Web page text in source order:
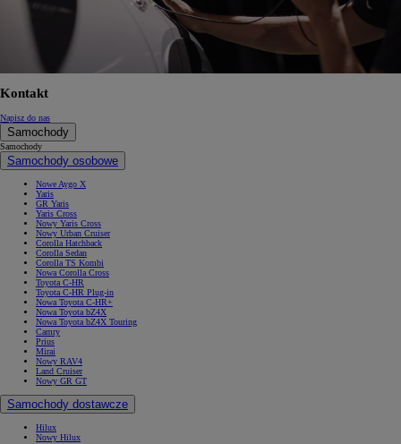
Kontakt
Napisz do nas
Samochody
Samochody
Samochody osobowe
Nowe Aygo X
Yaris
GR Yaris
Yaris Cross
Nowy Yaris Cross
Nowy Urban Cruiser
Corolla Hatchback
Corolla Sedan
Corolla TS Kombi
Nowa Corolla Cross
Toyota C-HR
Toyota C-HR Plug-in
Nowa Toyota C-HR+
Nowa Toyota bZ4X
Nowa Toyota bZ4X Touring
Camry
Prius
Mirai
Nowy RAV4
Land Cruiser
Nowy GR GT
Samochody dostawcze
Hilux
Nowy Hilux